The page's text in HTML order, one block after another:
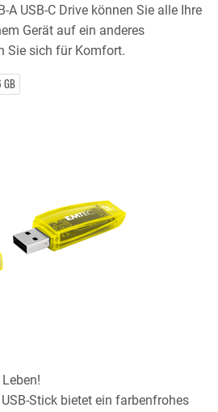
A USB-C Drive können Sie alle Ihre
Gerät auf ein anderes
Sie sich für Komfort.
GB
Stick bietet ein farbenfrohes